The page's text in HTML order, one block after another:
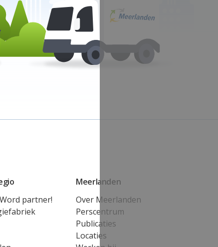
partner!
Meerlanden
Over Meerlanden
Perscentrum
Publicaties
Locaties